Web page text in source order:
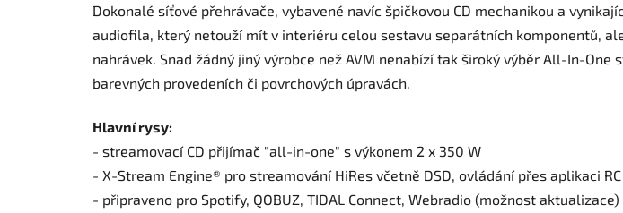
Dokonalé síťové přehrávače, vybavené navíc špičkovou CD mechanikou a
audiofila, který netouží mít v interiéru celou sestavu separátních komponentů,
nahrávek. Snad žádný jiný výrobce než AVM nenabízí tak široký výběr All-In-
barevných provedeních či povrchových úpravách.
Hlavní rysy:
- streamovací CD přijímač "all-in-one" s výkonem 2 x 350 W
- X-Stream Engine® pro streamování HiRes včetně DSD, ovládání přes aplikaci RC
- připraveno pro Spotify, QOBUZ, TIDAL Connect, Webradio (možnost aktualizace)